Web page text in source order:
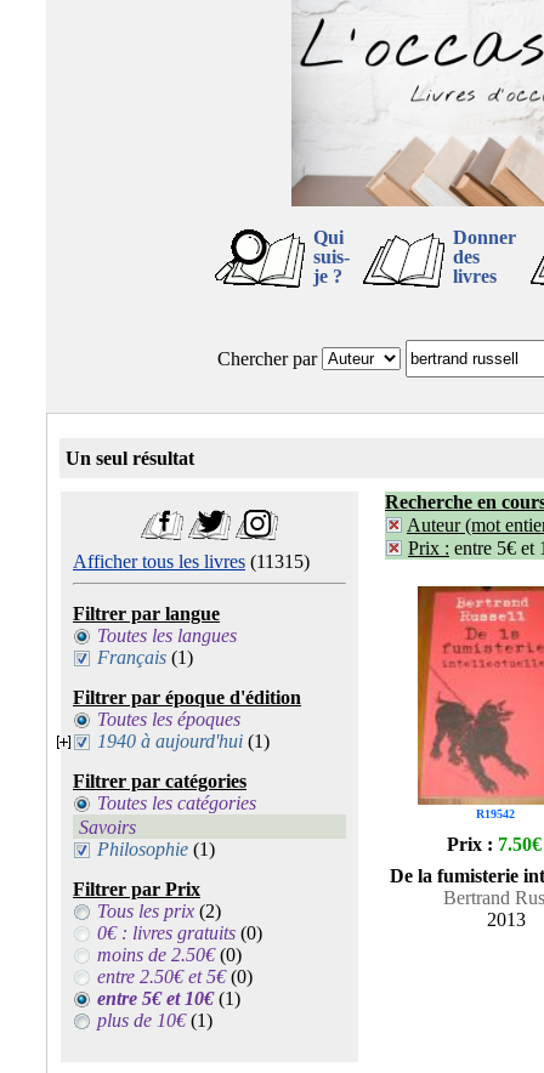
Qui
suis-
je ?
Donner
des
livres
Chercher par
Un seul résultat
Afficher tous les livres (11315)
Filtrer par langue
Toutes les langues
Français (1)
Filtrer par époque d'édition
Toutes les époques
1940 à aujourd'hui (1)
Filtrer par catégories
Toutes les catégories
Savoirs
Philosophie (1)
Filtrer par Prix
Tous les prix (2)
0€ : livres gratuits (0)
moins de 2.50€(0)
entre 2.50€ et 5€(0)
entre 5€ et 10€ (1)
plus de 10€(1)
Recherche en
Auteur (mot
Prix : entre 5€ et
R19542
Prix : 7.50€
De la fumisterie
Bertrand
2013